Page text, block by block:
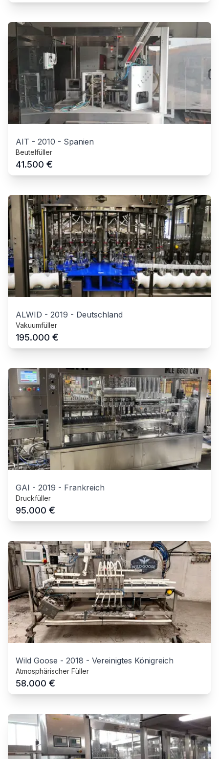
AIT - 2010 - Spanien
Beutelfüller
41.500 €
ALWID - 2019 - Deutschland
Vakuumfüller
195.000 €
GAI - 2019 - Frankreich
Druckfüller
95.000 €
Wild Goose - 2018 - Vereinigtes Königreich
Atmosphärischer Füller
58.000 €